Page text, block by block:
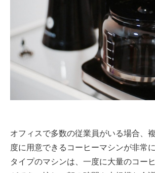
オフィスで多数の従業員がいる場合、
度に用意できるコーヒーマシンが非常
タイプのマシンは、一度に大量のコー